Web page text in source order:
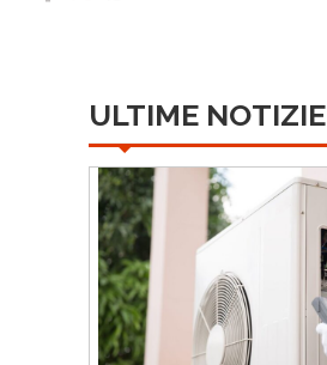
ULTIME NOTIZIE